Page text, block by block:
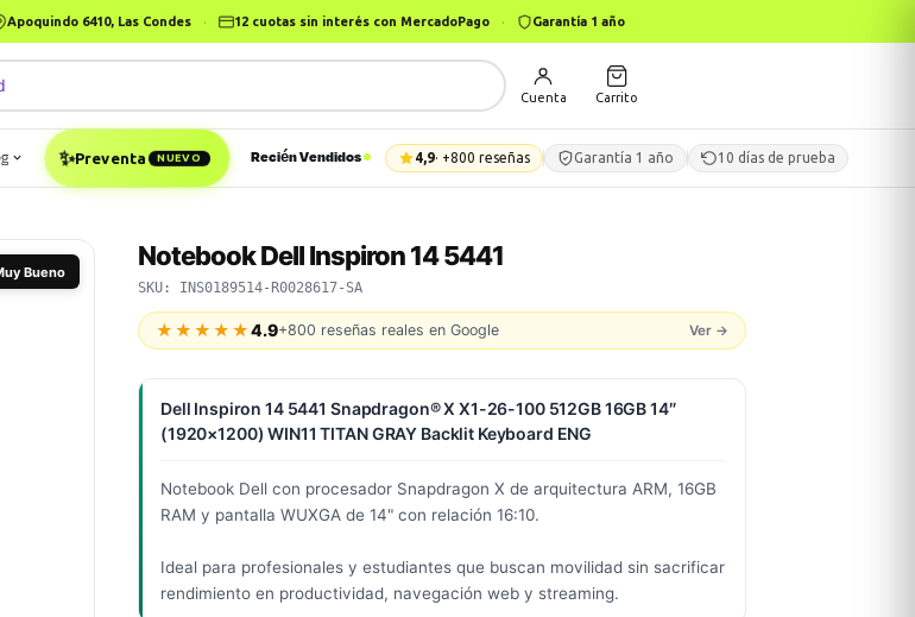
Apoquindo 6410, Las Condes · 12 cuotas sin interés con MercadoPago · Garantía 1 año
Cuenta Carrito
✨Preventa NUEVO Recién Vendidos 4,9· +800 reseñas Garantía 1 año 10 días de prueba
Bueno
Notebook Dell Inspiron 14 5441
SKU: INS0189514-R0028617-SA
★★★★★4.9+800 reseñas reales en Google Ver →
Dell Inspiron 14 5441 Snapdragon® X X1-26-100 512GB 16GB 14″
(1920×1200) WIN11 TITAN GRAY Backlit Keyboard ENG
Notebook Dell con procesador Snapdragon X de arquitectura ARM, 16GB
RAM y pantalla WUXGA de 14" con relación 16:10.
Ideal para profesionales y estudiantes que buscan movilidad sin sacrificar
rendimiento en productividad, navegación web y streaming.